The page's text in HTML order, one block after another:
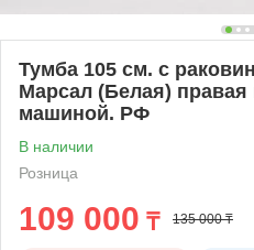
Тумба 105 см. с
Марсал (Белая) правая
машиной. РФ
В наличии
Розница
109 000 ₸ 135 000 ₸